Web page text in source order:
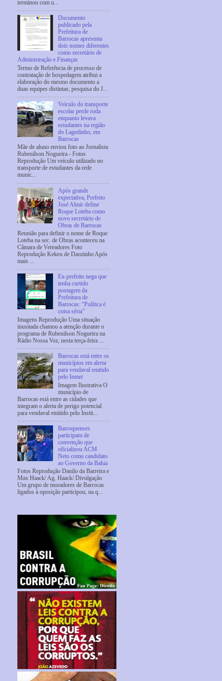
terminou com u...
Documento
publicado pela
Prefeitura de
Barrocas apresenta
dois nomes diferentes
como secretário de
Administração e Finanças
Termo de Referência de processo de
contratação de hospedagem atribui a
elaboração do mesmo documento a
duas equipes distintas; pesquisa do J...
Veículo do transporte
escolar perde roda
enquanto levava
estudantes na região
do Lagedinho, em
Barrocas
Mãe de aluno enviou foto ao Jornalista
Rubenilson Nogueira - Fotos
Reprodução Um veículo utilizado no
transporte de estudantes da rede
munic...
Após grande
expectativa, Prefeito
José Almir define
Roque Loteba como
novo secretário de
Obras de Barrocas
Reunião para definir o nome de Roque
Loteba na sec. de Obras aconteceu na
Câmara de Vereadores Foto
Reprodução Kekeu de Daozinho Após
mais ...
Ex-prefeito nega que
tenha curtido
postagem da
Prefeitura de
Barrocas: “Política é
coisa séria”
Imagens Reprodução Uma situação
inusitada chamou a atenção durante o
programa de Rubenilson Nogueira na
Rádio Nossa Voz, nesta terça-feira ...
Barrocas está entre os
municípios em alerta
para vendaval emitido
pelo Inmet
Imagem Ilustrativa O
município de
Barrocas está entre as cidades que
integram o alerta de perigo potencial
para vendaval emitido pelo Instit...
Barroquenses
participam de
convenção que
oficializou ACM
Neto como candidato
ao Governo da Bahia
Fotos Reprodução Danilo da Barreira e
Max Haack/ Ag. Haack/ Divulgação
Um grupo de moradores de Barrocas
ligados à oposição participou, na q...